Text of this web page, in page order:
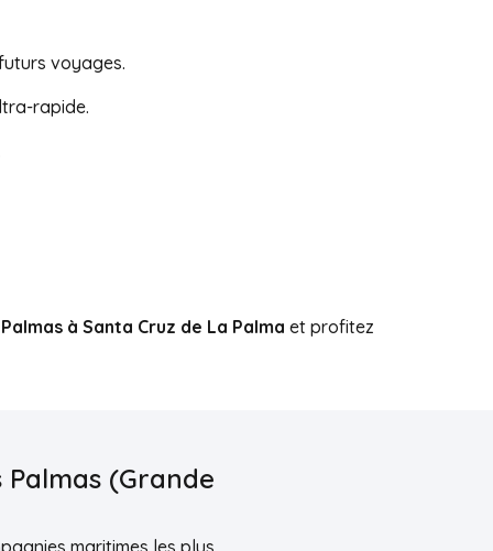
voyages.
rapide.
à Santa Cruz de La Palma et profitez
(Grande
maritimes les plus